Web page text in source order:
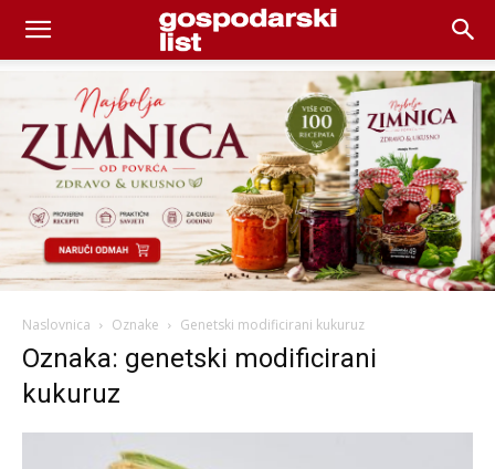
Naslovnica Oznake Genetski modificirani kukuruz
Oznaka: genetski modificirani
kukuruz